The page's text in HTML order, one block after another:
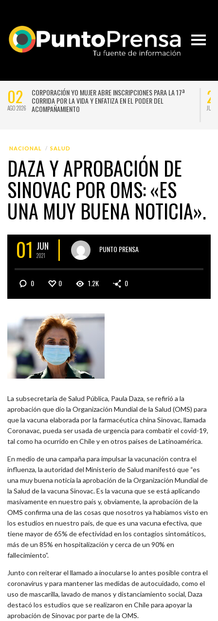
02
AGO 2026
CORPORACIÓN YO MUJER ABRE INSCRIPCIONES PARA LA 17ª
CORRIDA POR LA VIDA Y ENFATIZA EN EL PODER DEL
ACOMPAÑAMIENTO
JUL
NACIONAL SALUD
DAZA Y APROBACIÓN DE
SINOVAC POR OMS: «ES
UNA MUY BUENA NOTICIA».
01 JUN
2021
PUNTO PRENSA
0 0 1.2K 0
La subsecretaria de Salud Pública, Paula Daza, se refirió a la
aprobación que dio la Organización Mundial de la Salud (OMS) para
que la vacuna elaborada por la farmacéutica china Sinovac, llamada
Coronavac, pueda ser usada de urgencia para combatir el covid-19,
tal como ha ocurrido en Chile y en otros países de Latinoamérica.
En medio de una campaña para impulsar la vacunación contra el
influenza, la autoridad del Ministerio de Salud manifestó que “es
una muy buena noticia la aprobación de la Organización Mundial de
la Salud de la vacuna Sinovac. Es la vacuna que se está aplicando
masivamente en nuestro país y, obviamente, la aprobación de la
OMS confirma una de las cosas que nosotros ya habíamos visto en
los estudios en nuestro país, de que es una vacuna efectiva, que
tiene mayor de 65% de efectividad en los contagios sintomáticos,
más de un 85% en hospitalización y cerca de un 90% en
fallecimiento”.
Junto con reiterar el llamado a inocularse lo antes posible contra el
coronavirus y para mantener las medidas de autocuidado, como el
uso de mascarilla, lavado de manos y distanciamiento social, Daza
destacó los estudios que se realizaron en Chile para apoyar la
aprobación de Sinovac por parte de la OMS.